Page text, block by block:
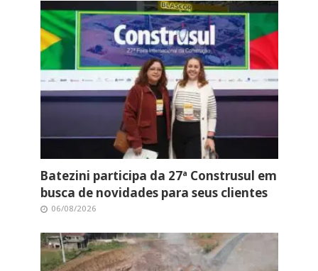
Batezini participa da 27ª Construsul em
busca de novidades para seus clientes
06/08/2026